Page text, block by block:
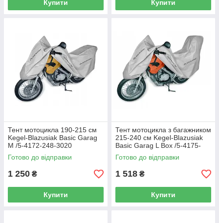
Купити Купити
Тент мотоцикла 190-215 см
Kegel-Blazusiak Basic Garag
М /5-4172-248-3020
Готово до відправки
1 250 ₴
Купити
Тент мотоцикла з багажником
215-240 см Kegel-Blazusiak
Basic Garag L Box /5-4175-
248-3020
Готово до відправки
1 518 ₴
Купити